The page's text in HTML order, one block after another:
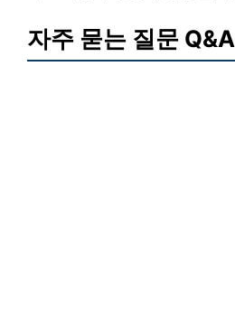
자주 묻는 질문 Q&A